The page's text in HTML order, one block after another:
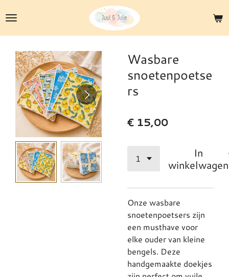
direct
naar
hoofdinhoud
Wasbare
snoetenpoetse
rs
€ 15,00
In
winkelwagen
Onze wasbare
snoetenpoetsers zijn
een musthave voor
elke ouder van kleine
bengels. Deze
handgemaakte doekjes